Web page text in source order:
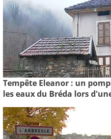
Tempête Eleanor : un
les eaux du Bréda lors